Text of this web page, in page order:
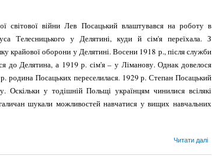
світової війни Лев Посаць­кий влаштувався на роботу в
Телесницького у Делятині, куди й сім'я переїхала. З
крайової оборони у Делятині. Восени 1918 р., після служби
до Делятина, а 1919 р. сім'я – у Ліманову. Однак довелося
родина Посацьких пересе­лилася. 1929 р. Степан Посацький
Ос­кільки у тодішній Польщі українцям чинилися всілякі
шукали можливостей на­вчатися у вищих навчальних
Читати далі